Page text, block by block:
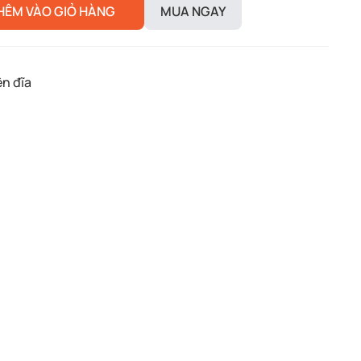
VÀO GIỎ HÀNG MUA NGAY
đĩa